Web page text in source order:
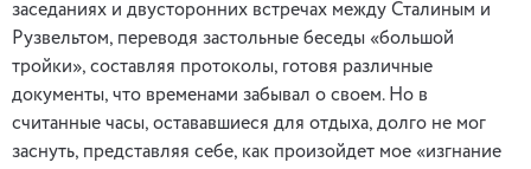
заседаниях и двусторонних встречах между Сталиным и
Рузвельтом, переводя застольные беседы «большой
тройки», составляя протоколы, готовя различные
документы, что временами забывал о своем. Но в
считанные часы, остававшиеся для отдыха, долго не мог
заснуть, представляя себе, как произойдет мое «изгнание